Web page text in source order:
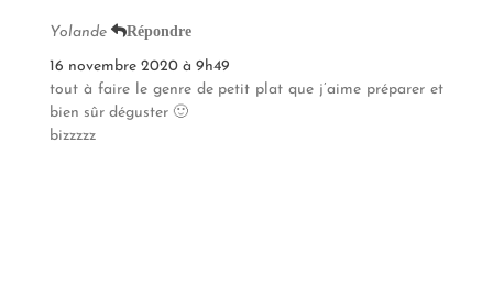
Yolande Répondre
16 novembre 2020 à 9h49
tout à faire le genre de petit plat que j’aime préparer et
bien sûr déguster 🙂
bizzzzz